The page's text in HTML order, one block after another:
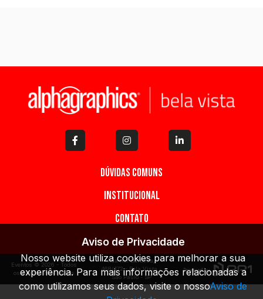
Dúvidas Comuns
Institucional
Contato
Eventos © 2026 - Todos
os direitos reservados
Rua Rui Barbosa,
468/472 - Bela Vista -
São Paulo - SP
Aviso de Privacidade
Nosso website utiliza cookies para melhorar a sua
experiência. Para mais informações relacionadas a
como utilizamos seus dados, visite o nossoAviso de